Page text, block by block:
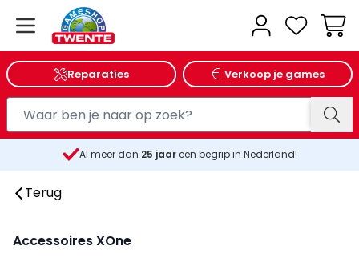
Reparaties Verkoop je games
Al meer dan 25 jaareen begrip in Nederland!
Terug
Accessoires XOne